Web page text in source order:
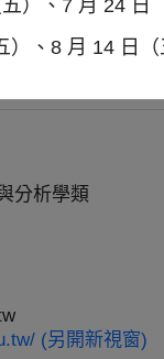
分析學類
(另開新視窗)
）、7 月 24 日
）、8 月 14 日（